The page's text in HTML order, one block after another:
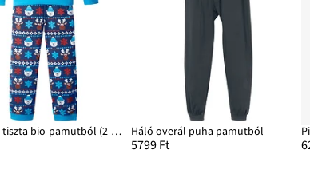
Pizsama tiszta bio-pamutból (2-részes) Háló overál puha pamutból
5799 Ft